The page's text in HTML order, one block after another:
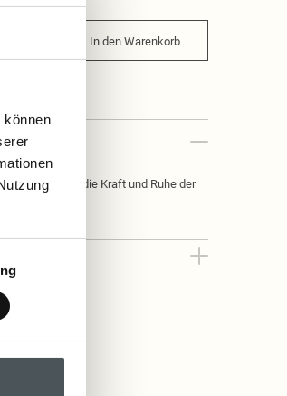
können
In den Warenkorb
Duft, der die Kraft und Ruhe der